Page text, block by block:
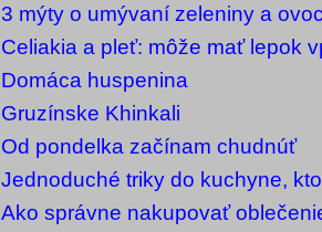
3 mýty o umývaní zeleniny a
vám zbytočne popletú hlavu
Celiakia a pleť: môže mať lepok
akné?
Domáca huspenina
Gruzínske Khinkali
Od pondelka začínam chudnúť
Jednoduché triky do kuchyne,
mali rozhodne poznať
Ako správne nakupovať